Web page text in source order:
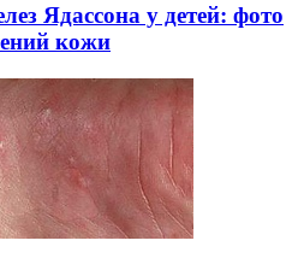
Ядассона у детей: фото
кожи